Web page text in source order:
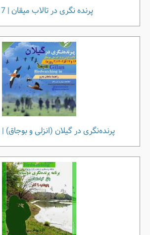
پرنده نگری در تالاب میقان | 17 آذر
پرنده‌نگری در گیلان (انزلی و بوجاق) | 16 و 17 آذر